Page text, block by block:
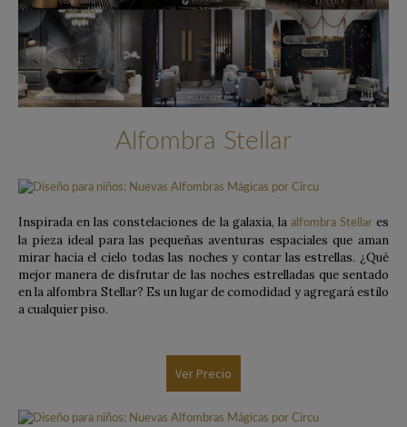
Alfombra Stellar
Inspirada en las constelaciones de la galaxia, la alfombra Stellares
la pieza ideal para las pequeñas aventuras espaciales que aman
mirar hacia el cielo todas las noches y contar las estrellas. ¿Qué
mejor manera de disfrutar de las noches estrelladas que sentado
en la alfombra Stellar? Es un lugar de comodidad y agregará estilo
a cualquier piso.
Ver Precio